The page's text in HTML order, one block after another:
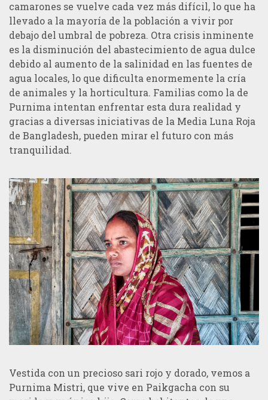
camarones se vuelve cada vez más difícil, lo que ha
llevado a la mayoría de la población a vivir por
debajo del umbral de pobreza. Otra crisis inminente
es la disminución del abastecimiento de agua dulce
debido al aumento de la salinidad en las fuentes de
agua locales, lo que dificulta enormemente la cría
de animales y la horticultura. Familias como la de
Purnima intentan enfrentar esta dura realidad y
gracias a diversas iniciativas de la Media Luna Roja
de Bangladesh, pueden mirar el futuro con más
tranquilidad.
Vestida con un precioso sari rojo y dorado, vemos a
Purnima Mistri, que vive en Paikgacha con su